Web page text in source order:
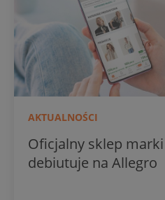
AKTUALNOŚCI
Oficjalny sklep marki
debiutuje na Allegro